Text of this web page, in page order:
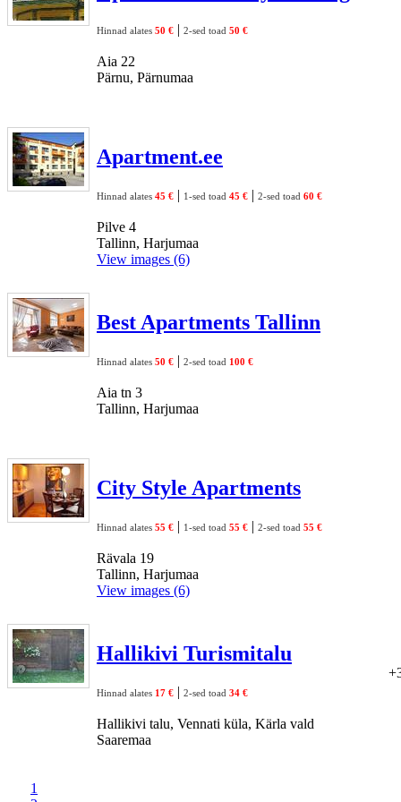
Hinnad alates 50 € | 2-sed toad 50 €
Aia 22
Pärnu, Pärnumaa
Apartment.ee
Hinnad alates 45 € | 1-sed toad 45 € | 2-sed toad 60 €
Pilve 4
Tallinn, Harjumaa
View images (6)
Best Apartments Tallinn
Hinnad alates 50 € | 2-sed toad 100 €
Aia tn 3
Tallinn, Harjumaa
City Style Apartments
Hinnad alates 55 € | 1-sed toad 55 € | 2-sed toad 55 €
Rävala 19
Tallinn, Harjumaa
View images (6)
Hallikivi Turismitalu
Hinnad alates 17 € | 2-sed toad 34 €
Hallikivi talu, Vennati küla, Kärla vald
Saaremaa
1